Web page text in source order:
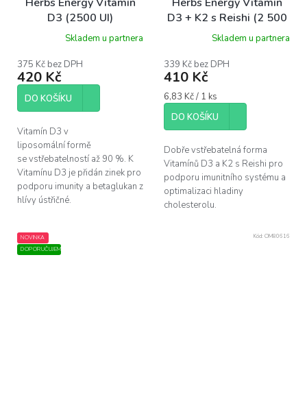
D3 (2500 UI)
liposomální- citron, 30
Skladem u partnera
375 Kč bez DPH
420 Kč
DO KOŠÍKU
Vitamín D3 v
liposomální formě
se vstřebatelností až 90 %. K
Vitamínu D3 je přidán zinek pro
podporu imunity a betaglukan z
hlívy ústřičné.
D3 + K2 s Reishi (2 500
IU), 60 kapslí
Skladem u partnera
339 Kč bez DPH
410 Kč
Měrná
cena:
6,83 Kč / 1 ks
DO KOŠÍKU
Dobře vstřebatelná forma
Vitamínů D3 a K2 s Reishi pro
podporu imunitního systému a
optimalizaci hladiny
cholesterolu.
NOVINKA
DOPORUČUJEME
Kód: OM80616